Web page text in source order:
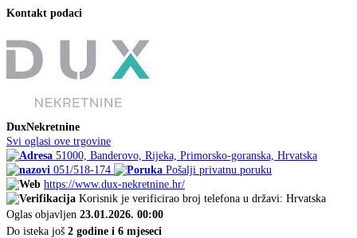
Kontakt podaci
DuxNekretnine
Svi oglasi ove trgovine
51000, Banderovo, Rijeka, Primorsko-goranska, Hrvatska
051/518-174
Pošalji privatnu poruku
https://www.dux-nekretnine.hr/
Korisnik je verificirao broj telefona u državi: Hrvatska
Oglas objavljen 23.01.2026. 00:00
Do isteka još 2 godine i 6 mjeseci